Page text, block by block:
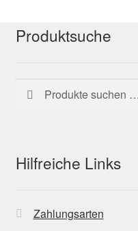
Produktsuche
Suchen
nach:
Suchen
Hilfreiche Links
Zahlungsarten